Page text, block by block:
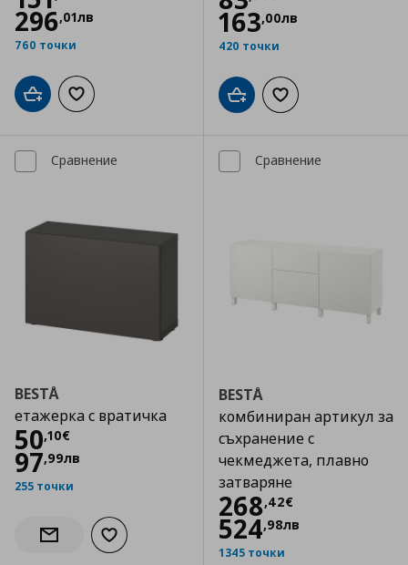
296,01лв
760 точки
Добави в кошницата
Добави към списъка с любими
163,00лв
420 точки
Добави в кошницата
Добави към
Сравнение
BESTÅ
етажерка с вратичка
50,10€
Цена
97,99лв
255 точки
Информирай ме за наличност
Добави към списъка с любими
Сравнение
BESTÅ
комбиниран артикул за
съхранение с
чекмеджета, плавно
затваряне
268,42€
Цена268,42 €
524,98лв
1345 точки